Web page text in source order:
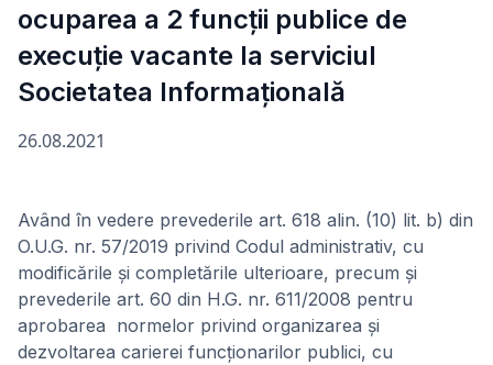
ocuparea a 2 funcții publice de
execuție vacante la serviciul
Societatea Informațională
26.08.2021
Având în vedere prevederile art. 618 alin. (10) lit. b) din
O.U.G. nr. 57/2019 privind Codul administrativ, cu
modificările și completările ulterioare, precum și
prevederile art. 60 din H.G. nr. 611/2008 pentru
aprobarea normelor privind organizarea și
dezvoltarea carierei funcționarilor publici, cu